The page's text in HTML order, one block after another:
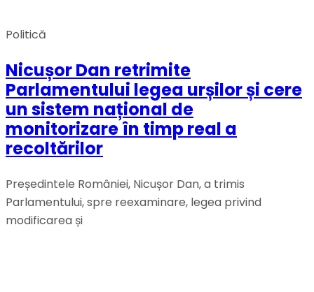
Politică
Nicușor Dan retrimite
Parlamentului legea urșilor și cere
un sistem național de
monitorizare în timp real a
recoltărilor
Președintele României, Nicușor Dan, a trimis
Parlamentului, spre reexaminare, legea privind
modificarea și